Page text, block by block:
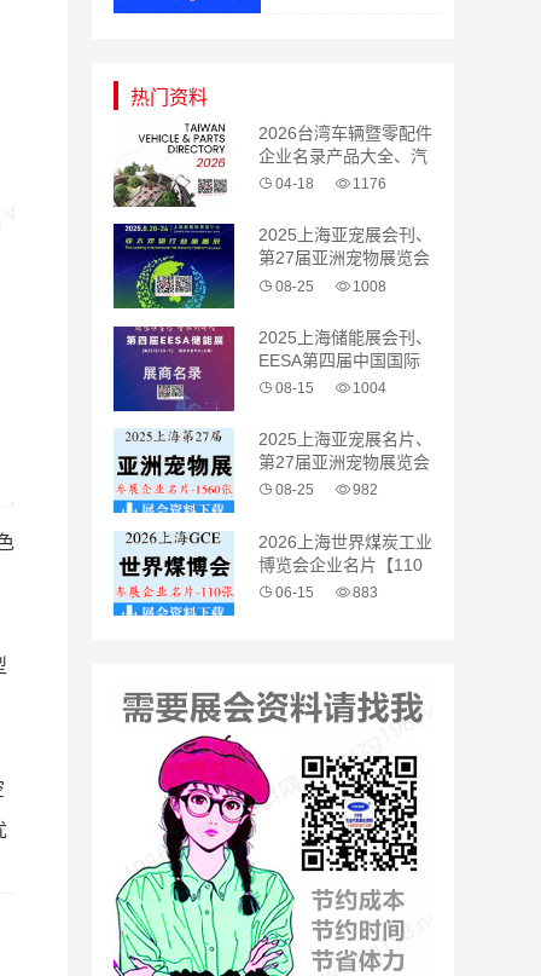
热门资料
2026台湾车辆暨零配件
企业名录产品大全、汽
配 汽车零部件
04-18 1176
2025上海亚宠展会刊、
第27届亚洲宠物展览会
参展商名录
08-25 1008
2025上海储能展会刊、
EESA第四届中国国际
储能展览会参展商名录
08-15 1004
2025上海亚宠展名片、
第27届亚洲宠物展览会
企业名片【1560张】
08-25 982
2026上海世界煤炭工业
博览会企业名片【110
张】06-15 883